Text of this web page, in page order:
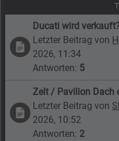
Ducati wird
Letzter Beitrag von
2026, 11:34
Antworten: 5
Zelt / Pavilion Dach
Letzter Beitrag von
2026, 10:52
Antworten: 2